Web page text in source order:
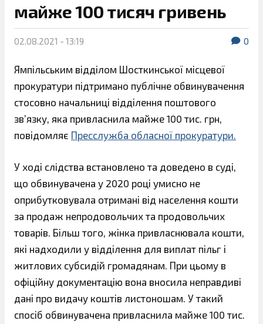
майже 100 тисяч гривень
02.08.2021 - 13:19 0
Ямпільським відділом Шосткинської місцевої
прокуратури підтримано публічне обвинувачення
стосовно начальниці відділення поштового
зв’язку, яка привласнила майже 100 тис. грн,
повідомляє Пресслужба обласної прокуратури.
У ході слідства встановлено та доведено в суді,
що обвинувачена у 2020 році умисно не
оприбутковувала отримані від населення кошти
за продаж непродовольчих та продовольчих
товарів. Більш того, жінка привласнювала кошти,
які надходили у відділення для виплат пільг і
житлових субсидій громадянам. При цьому в
офіційну документацію вона вносила неправдиві
дані про видачу коштів листоношам. У такий
спосіб обвинувачена привласнила майже 100 тис.